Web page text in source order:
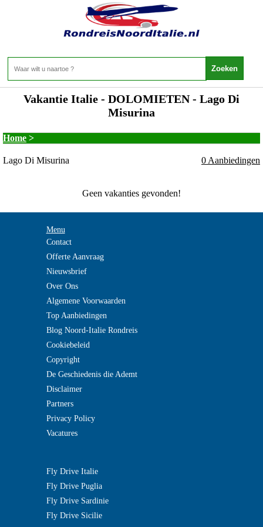
Vakantie Italie - DOLOMIETEN - Lago Di
Misurina
Home >
Lago Di Misurina 0 Aanbiedingen
Geen vakanties gevonden!
Menu
Contact
Offerte Aanvraag
Nieuwsbrief
Over Ons
Algemene Voorwaarden
Top Aanbiedingen
Blog Noord-Italie Rondreis
Cookiebeleid
Copyright
De Geschiedenis die Ademt
Disclaimer
Partners
Privacy Policy
Vacatures
Fly Drive Italie
Fly Drive Puglia
Fly Drive Sardinie
Fly Drive Sicilie